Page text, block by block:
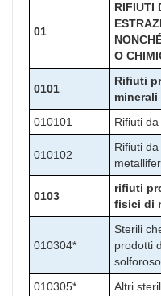
01
RIFIUTI
O
0101
Rifiuti
minerali
010101
Rifiuti
010102
Rifiuti
0103
rifiuti
fisici di
010304*
Sterili
prodotti
solforoso
010305*
Altri